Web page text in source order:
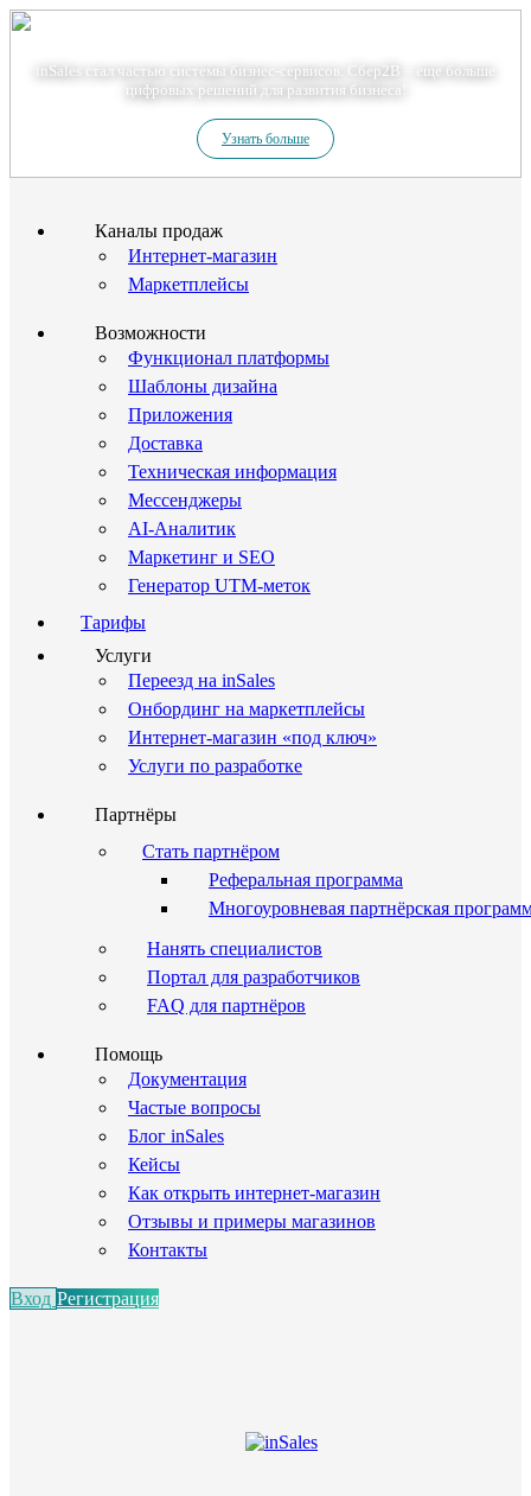
inSales стал частью системы бизнес-сервисов. Сбер2В – еще больше
цифровых решений для развития бизнеса!
Узнать больше
Каналы продаж
Интернет-магазин
Маркетплейсы
Возможности
Функционал платформы
Шаблоны дизайна
Приложения
Доставка
Техническая информация
Мессенджеры
AI-Аналитик
Маркетинг и SEO
Генератор UTM-меток
Тарифы
Услуги
Переезд на inSales
Онбординг на маркетплейсы
Интернет-магазин «под ключ»
Услуги по разработке
Партнёры
Стать партнёром
Реферальная программа
Многоуровневая партнёрская
Нанять специалистов
Портал для разработчиков
FAQ для партнёров
Помощь
Документация
Частые вопросы
Блог inSales
Кейсы
Как открыть интернет-магазин
Отзывы и примеры магазинов
Контакты
Вход Регистрация